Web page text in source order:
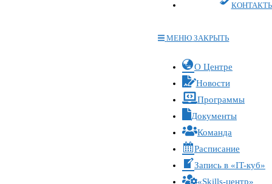
МЕНЮ ЗАКРЫТЬ
Переключите
кнопку,
чтобы
развернуть
свернуть
меню
О Центре
Новости
Программы
Документы
Команда
Расписание
Запись в «IT-куб»
«Skills-центр»